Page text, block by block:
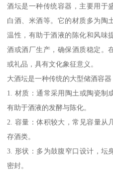
酒坛是一种传统容器，主要用于
白酒、米酒等。它的材质多为陶
温性，有助于酒液的陈化和风味
酒或酒厂生产，确保酒质稳定。
或礼品，具有文化象征意义。
大酒坛是一种传统的大型储酒容器
1. 材质：通常采用陶土或陶瓷制
有助于酒液的发酵与陈化。
2. 容量：体积较大，常见容量从
存酒类。
3. 形状：多为鼓腹窄口设计，坛
密封。